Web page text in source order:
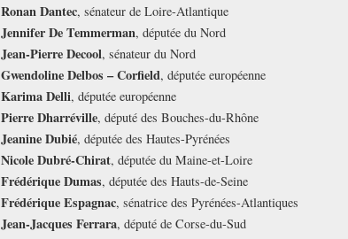
Ronan Dantec, sénateur de Loire-Atlantique
Jennifer De Temmerman, députée du Nord
Jean-Pierre Decool, sénateur du Nord
Gwendoline Delbos – Corfield, députée européenne
Karima Delli, députée européenne
Pierre Dharréville, député des Bouches-du-Rhône
Jeanine Dubié, députée des Hautes-Pyrénées
Nicole Dubré-Chirat, députée du Maine-et-Loire
Frédérique Dumas, députée des Hauts-de-Seine
Frédérique Espagnac, sénatrice des Pyrénées-Atlantiques
Jean-Jacques Ferrara, député de Corse-du-Sud